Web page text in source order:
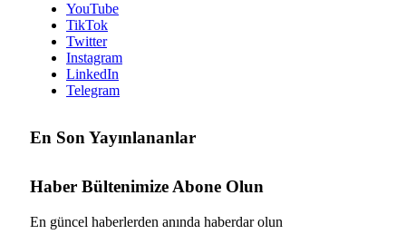
YouTube
TikTok
Twitter
Instagram
LinkedIn
Telegram
En Son Yayınlananlar
Haber Bültenimize Abone Olun
En güncel haberlerden anında haberdar olun